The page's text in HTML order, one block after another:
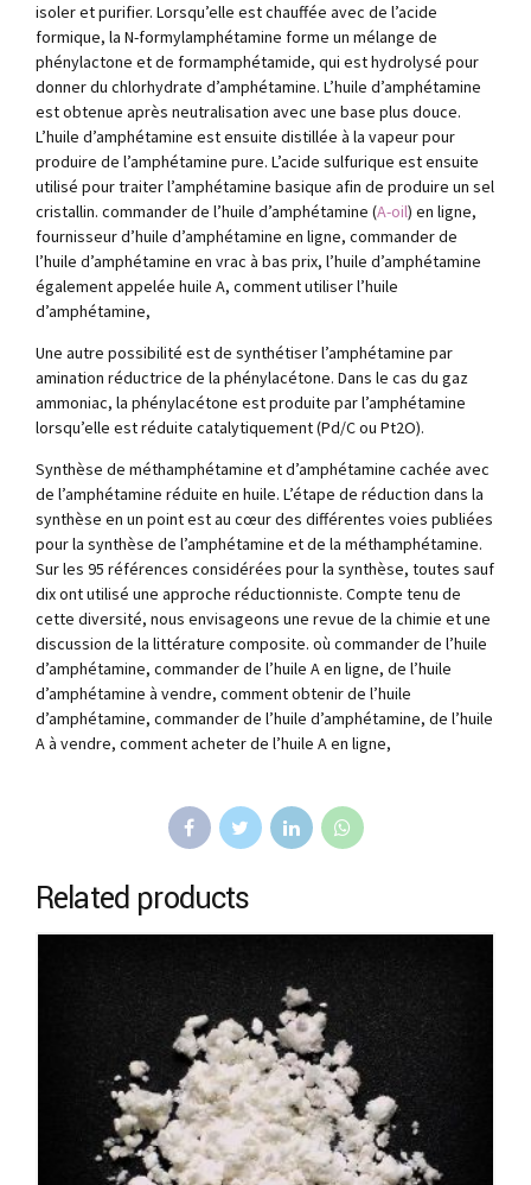
isoler et purifier. Lorsqu’elle est chauffée avec de l’acide
formique, la N-formylamphétamine forme un mélange de
phénylactone et de formamphétamide, qui est hydrolysé pour
donner du chlorhydrate d’amphétamine. L’huile d’amphétamine
est obtenue après neutralisation avec une base plus douce.
L’huile d’amphétamine est ensuite distillée à la vapeur pour
produire de l’amphétamine pure. L’acide sulfurique est ensuite
utilisé pour traiter l’amphétamine basique afin de produire un sel
cristallin. commander de l’huile d’amphétamine (A-oil) en ligne,
fournisseur d’huile d’amphétamine en ligne, commander de
l’huile d’amphétamine en vrac à bas prix, l’huile d’amphétamine
également appelée huile A, comment utiliser l’huile
d’amphétamine,
Une autre possibilité est de synthétiser l’amphétamine par
amination réductrice de la phénylacétone. Dans le cas du gaz
ammoniac, la phénylacétone est produite par l’amphétamine
lorsqu’elle est réduite catalytiquement (Pd/C ou Pt2O).
Synthèse de méthamphétamine et d’amphétamine cachée avec
de l’amphétamine réduite en huile. L’étape de réduction dans la
synthèse en un point est au cœur des différentes voies publiées
pour la synthèse de l’amphétamine et de la méthamphétamine.
Sur les 95 références considérées pour la synthèse, toutes sauf
dix ont utilisé une approche réductionniste. Compte tenu de
cette diversité, nous envisageons une revue de la chimie et une
discussion de la littérature composite. où commander de l’huile
d’amphétamine, commander de l’huile A en ligne, de l’huile
d’amphétamine à vendre, comment obtenir de l’huile
d’amphétamine, commander de l’huile d’amphétamine, de l’huile
A à vendre, comment acheter de l’huile A en ligne,
Related products